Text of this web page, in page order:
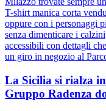
T-shirt manica corta
oppure con i personaggi
senza dimenticare i
accessibili con dettagli
un giro in negozio al
La Sicilia si rialza
Gruppo Radenza